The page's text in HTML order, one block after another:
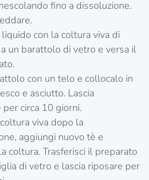
fino a dissoluzione.
con la coltura viva di
un barattolo di vetro e versa il
con un telo e collocalo in
e asciutto. Lascia
circa 10 giorni.
viva dopo la
aggiungi nuovo tè e
coltura. Trasferisci il preparato
di vetro e lascia riposare per